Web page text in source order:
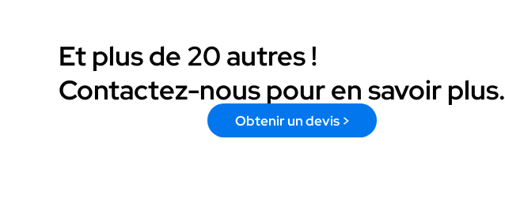
Et plus de 20 autres !
Contactez-nous pour en savoir plus.
Obtenir un devis >